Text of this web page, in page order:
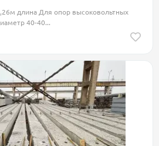
длина Для опор высоковольтных
40-40...